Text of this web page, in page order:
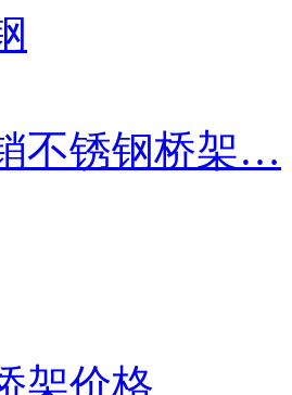
不锈钢桥架…
架价格